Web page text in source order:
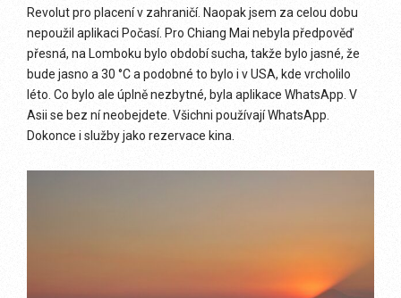
Revolut pro placení v zahraničí. Naopak jsem za celou dobu
nepoužil aplikaci Počasí. Pro Chiang Mai nebyla předpověď
přesná, na Lomboku bylo období sucha, takže bylo jasné, že
bude jasno a 30 °C a podobné to bylo i v USA, kde vrcholilo
léto. Co bylo ale úplně nezbytné, byla aplikace WhatsApp. V
Asii se bez ní neobejdete. Všichni používají WhatsApp.
Dokonce i služby jako rezervace kina.